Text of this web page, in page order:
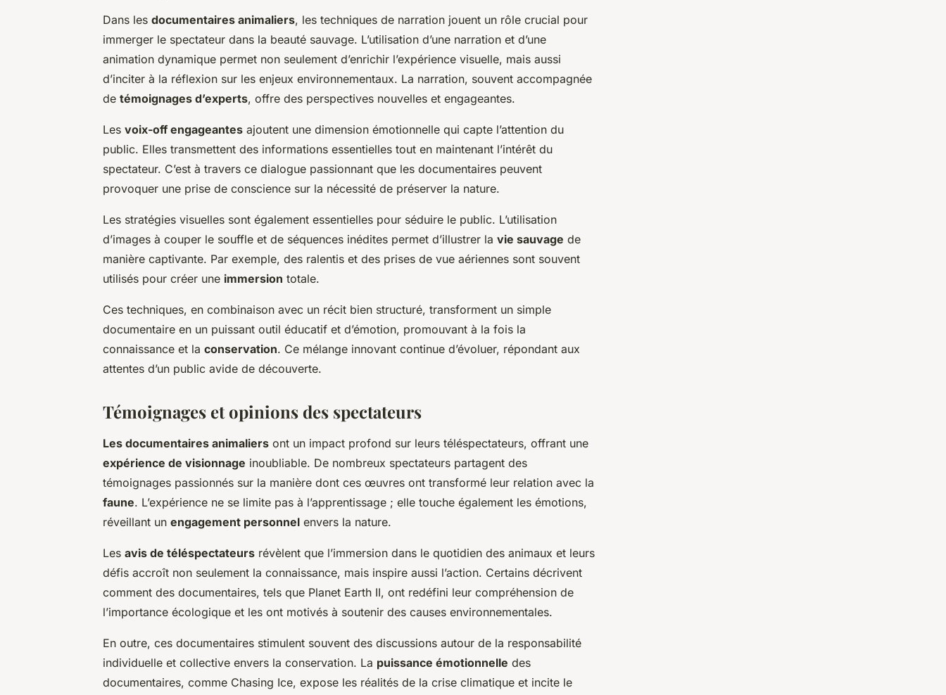
Dans les documentaires animaliers, les techniques de narration jouent un rôle crucial pour
immerger le spectateur dans la beauté sauvage. L’utilisation d’une narration et d’une
animation dynamique permet non seulement d’enrichir l’expérience visuelle, mais aussi
d’inciter à la réflexion sur les enjeux environnementaux. La narration, souvent accompagnée
de témoignages d’experts, offre des perspectives nouvelles et engageantes.
Les voix-off engageantes ajoutent une dimension émotionnelle qui capte l’attention du
public. Elles transmettent des informations essentielles tout en maintenant l’intérêt du
spectateur. C’est à travers ce dialogue passionnant que les documentaires peuvent
provoquer une prise de conscience sur la nécessité de préserver la nature.
Les stratégies visuelles sont également essentielles pour séduire le public. L’utilisation
d’images à couper le souffle et de séquences inédites permet d’illustrer la vie sauvage de
manière captivante. Par exemple, des ralentis et des prises de vue aériennes sont souvent
utilisés pour créer une immersion totale.
Ces techniques, en combinaison avec un récit bien structuré, transforment un simple
documentaire en un puissant outil éducatif et d’émotion, promouvant à la fois la
connaissance et la conservation. Ce mélange innovant continue d’évoluer, répondant aux
attentes d’un public avide de découverte.
Témoignages et opinions des spectateurs
Les documentaires animaliers ont un impact profond sur leurs téléspectateurs, offrant une
expérience de visionnage inoubliable. De nombreux spectateurs partagent des
témoignages passionnés sur la manière dont ces œuvres ont transformé leur relation avec la
faune. L’expérience ne se limite pas à l’apprentissage ; elle touche également les émotions,
réveillant un engagement personnel envers la nature.
Les avis de téléspectateurs révèlent que l’immersion dans le quotidien des animaux et leurs
défis accroît non seulement la connaissance, mais inspire aussi l’action. Certains décrivent
comment des documentaires, tels que Planet Earth II, ont redéfini leur compréhension de
l’importance écologique et les ont motivés à soutenir des causes environnementales.
En outre, ces documentaires stimulent souvent des discussions autour de la responsabilité
individuelle et collective envers la conservation. La puissance émotionnelle des
documentaires, comme Chasing Ice, expose les réalités de la crise climatique et incite le